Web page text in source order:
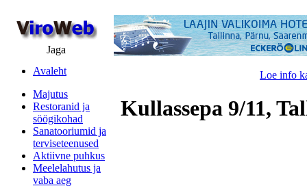
Jaga
Avaleht
Majutus
Restoranid ja
söögikohad
Sanatooriumid ja
terviseteenused
Aktiivne puhkus
Meelelahutus ja
vaba aeg
Loe info
Kullassepa 9/11,